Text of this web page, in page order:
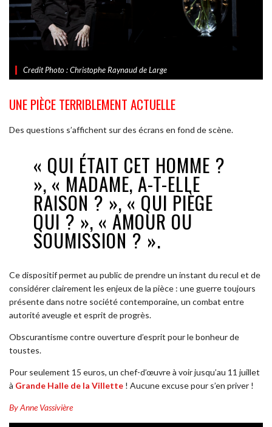
Credit Photo : Christophe Raynaud de Large
UNE PIÈCE TERRIBLEMENT ACTUELLE
Des questions s’affichent sur des écrans en fond de scène.
« QUI ÉTAIT CET HOMME ?
», « MADAME, A-T-ELLE
RAISON ? », « QUI PIÈGE
QUI ? », « AMOUR OU
SOUMISSION ? ».
Ce dispositif permet au public de prendre un instant du recul et de
considérer clairement les enjeux de la pièce : une guerre toujours
présente dans notre société contemporaine, un combat entre
autorité aveugle et esprit de progrès.
Obscurantisme contre ouverture d’esprit pour le bonheur de
toustes.
Pour seulement 15 euros, un chef-d’œuvre à voir jusqu’au 11 juillet
à Grande Halle de la Villette ! Aucune excuse pour s’en priver !
By Anne Vassivière